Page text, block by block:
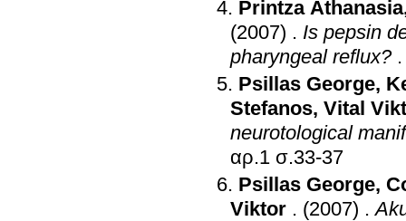
Printza Athanasia
(2007) . Is pepsin
pharyngeal reflux?
Psillas George,
Stefanos, Vital
neurotological
αρ.1 σ.33-37
Psillas George,
Viktor . (2007) .